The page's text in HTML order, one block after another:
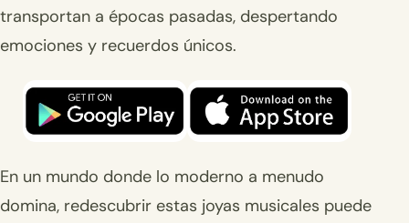
transportan a épocas pasadas, despertando
emociones y recuerdos únicos.
En un mundo donde lo moderno a menudo
domina, redescubrir estas joyas musicales puede